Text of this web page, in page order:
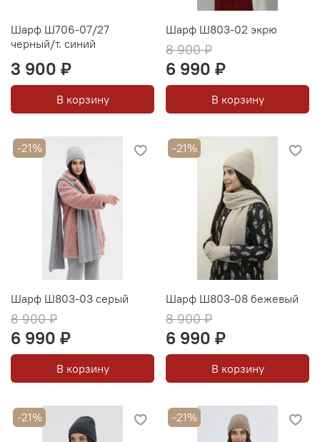
Шарф Ш706-07/27
черный/т. синий
3 900 ₽
В корзину
Шарф Ш803-02 экрю
8 900 ₽
6 990 ₽
В корзину
-21%
Шарф Ш803-03 серый
8 900 ₽
6 990 ₽
В корзину
-21%
Шарф Ш803-08 бежевый
8 900 ₽
6 990 ₽
В корзину
-21% -21%